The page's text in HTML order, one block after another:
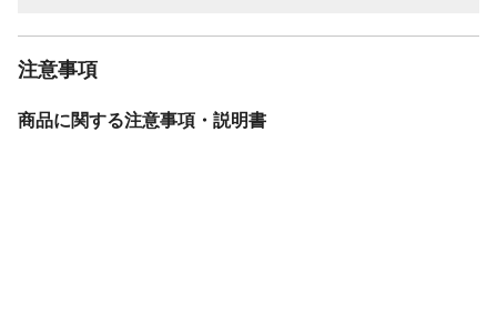
注意事項
商品に関する注意事項・説明書